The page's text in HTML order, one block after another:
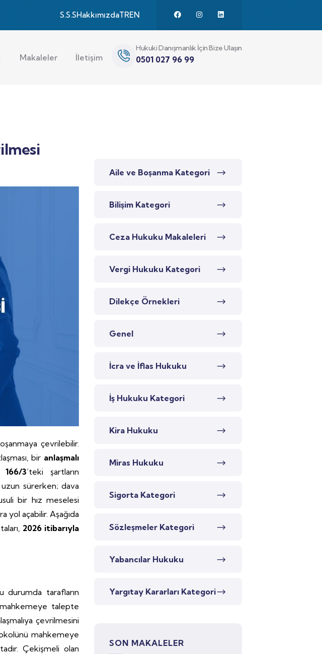
S.S.SHakkımızdaTREN
Makaleler İletişim
Hukuki Danışmanlık İçin Bize Ulaşın
0501 027 96 99
çevrilebilir.
bir anlaşmalı
3’teki şartların
sürerken; dava
bir hız meselesi
yol açabilir. Aşağıda
2026 itibarıyla
durumda tarafların
talepte
çevrilmesini
mahkemeye
Çekişmeli olan
Aile ve Boşanma Kategori
Bilişim Kategori
Ceza Hukuku Makaleleri
Vergi Hukuku Kategori
Dilekçe Örnekleri
Genel
İcra ve İflas Hukuku
İş Hukuku Kategori
Kira Hukuku
Miras Hukuku
Sigorta Kategori
Sözleşmeler Kategori
Yabancılar Hukuku
Yargıtay Kararları Kategori
SON MAKALELER